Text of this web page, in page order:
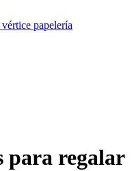
para regalar